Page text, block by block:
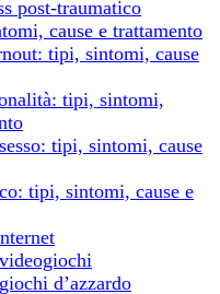
post-traumatico
cause e trattamento
tipi, sintomi, cause
tipi, sintomi,
tipi, sintomi, cause
tipi, sintomi, cause e
d’azzardo